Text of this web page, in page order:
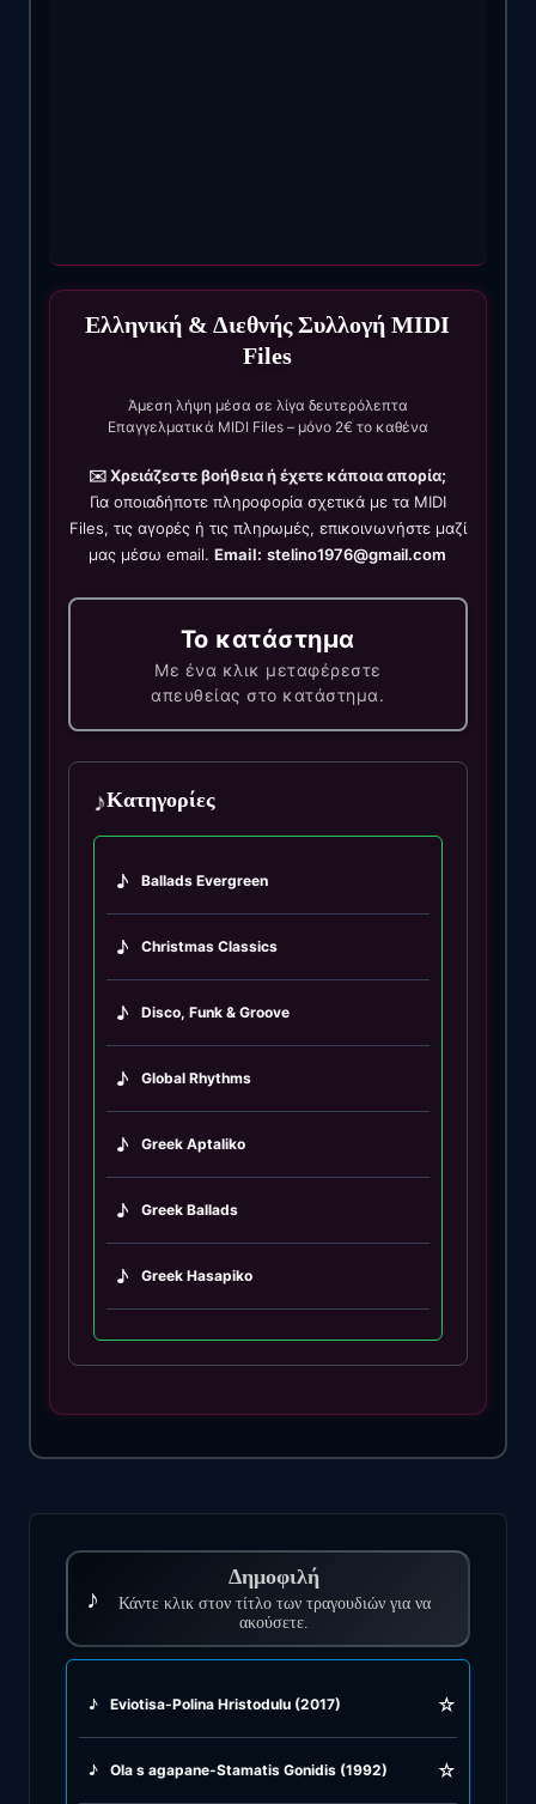
♪
Δημοφιλή
Κάντε κλικ στον τίτλο των τραγουδιών για να
ακούσετε.
♪ Eviotisa-Polina Hristodulu (2017) ☆
♪ Ola s agapane-Stamatis Gonidis (1992) ☆
Ελληνική & Διεθνής Συλλογή MIDI
Files
Άμεση λήψη μέσα σε λίγα δευτερόλεπτα
Επαγγελματικά MIDI Files – μόνο 2€ το καθένα
✉️ Χρειάζεστε βοήθεια ή έχετε κάποια απορία;
Για οποιαδήποτε πληροφορία σχετικά με τα MIDI
Files, τις αγορές ή τις πληρωμές, επικοινωνήστε μαζί
μας μέσω email.Email: stelino1976@gmail.com
Το κατάστημα
Με ένα κλικ μεταφέρεστε
απευθείας στο κατάστημα.
♪Κατηγορίες
♪ Ballads Evergreen
♪ Christmas Classics
♪ Disco, Funk & Groove
♪ Global Rhythms
♪ Greek Aptaliko
♪ Greek Ballads
♪ Greek Hasapiko
♪ Greek Hasaposerviko
♪
♪ Greek Oriental
♪ Greek Rock